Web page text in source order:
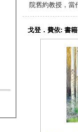
院舊約教授，當
戈登．費依: 書籍